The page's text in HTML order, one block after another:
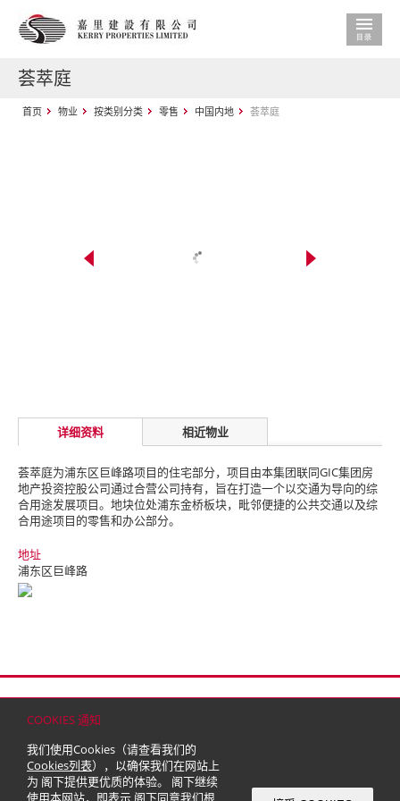
COOKIES 通知
我们使用Cookies（请查看我们的
Cookies列表），以确保我们在网站上
为 阁下提供更优质的体验。 阁下继续
使用本网站，即表示 阁下同意我们根
荟萃庭
首页 物业 按类别分类 零售 中国内地 荟萃庭
详细资料 相近物业
荟萃庭为浦东区巨峰路项目的住宅部分，项目由本集团联同GIC集团房
地产投资控股公司通过合营公司持有，旨在打造一个以交通为导向的综
合用途发展项目。 地块位处浦东金桥板块，毗邻便捷的公共交通以及综
合用途项目的零售和办公部分。
地址
浦东区巨峰路
© 2026 嘉里建设有限公司 (于百慕达注册成立之有限公司)